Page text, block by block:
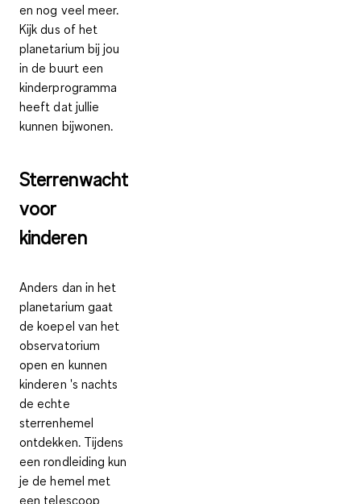
en nog veel meer.
Kijk dus of het
planetarium bij jou
in de buurt een
kinderprogramma
heeft dat jullie
kunnen bijwonen.
Sterrenwacht
voor
kinderen
Anders dan in het
planetarium gaat
de koepel van het
observatorium
open en kunnen
kinderen 's nachts
de echte
sterrenhemel
ontdekken. Tijdens
een rondleiding kun
jede hemel met
een telescoop